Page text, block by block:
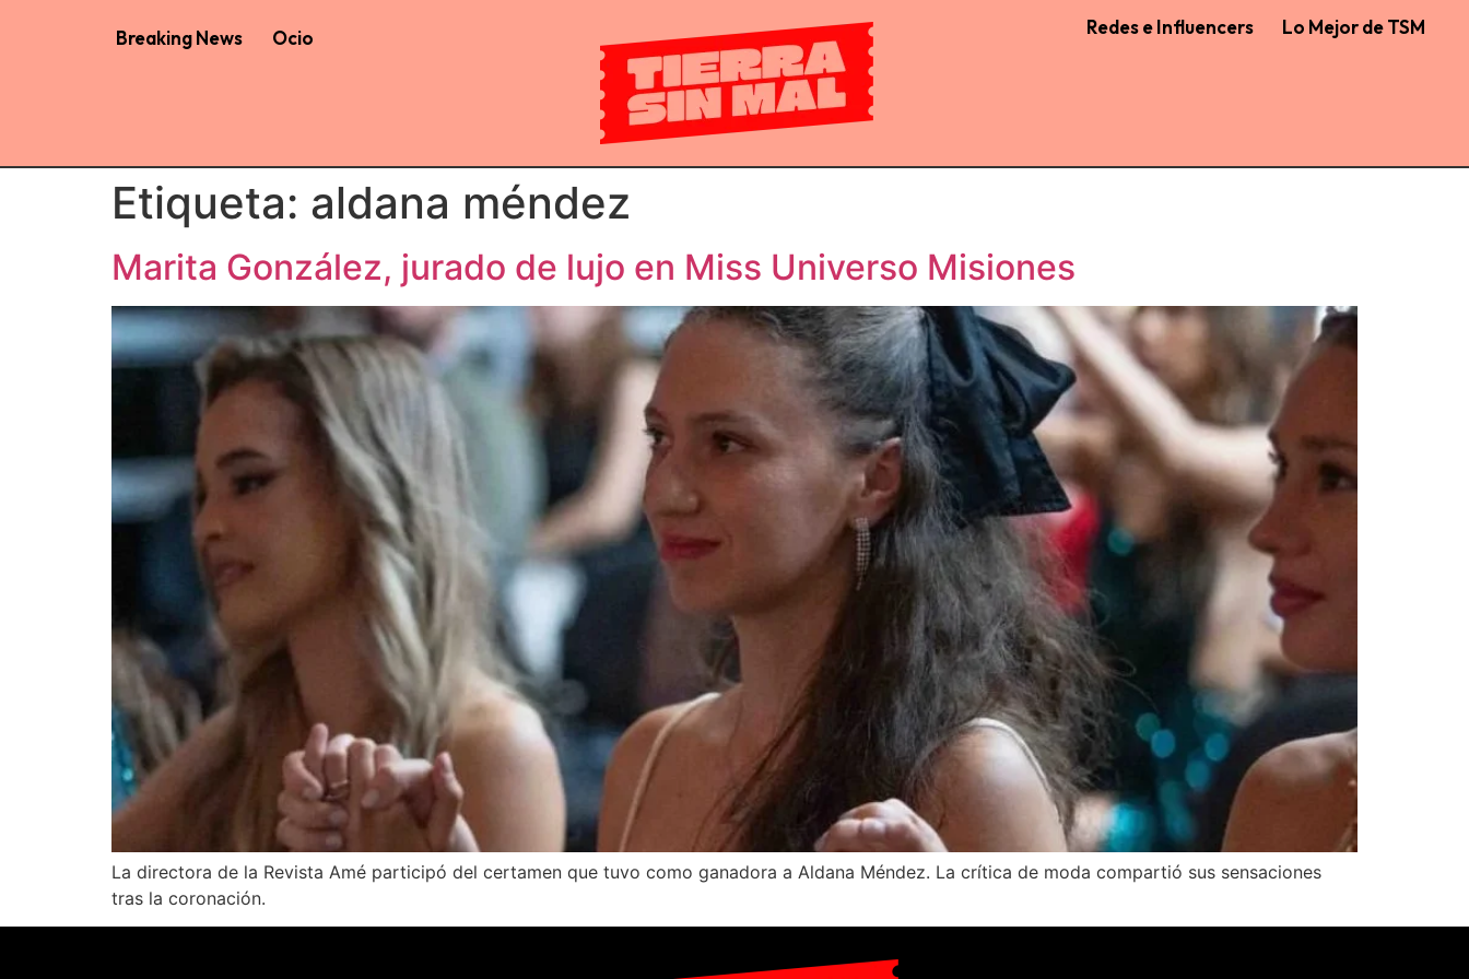
Breaking News Ocio Redes e Influencers Lo Mejor de TSM
Etiqueta: aldana méndez
Marita González, jurado de lujo en Miss Universo Misiones
La directora de la Revista Amé participó del certamen que tuvo como ganadora a Aldana Méndez. La crítica de moda compartió sus sensaciones
tras la coronación.